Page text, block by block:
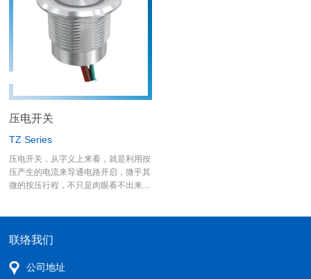
压电开关
TZ Series
压电开关，从字义上来看，就是利用按
压产生的电流来导通电路开启，微乎其
微的按压行程，不只是肉眼看不出来，
的指针微微增加，若选用的是不带LED
源，德利威压电金属开关本身在按压
联络我们
公司地址